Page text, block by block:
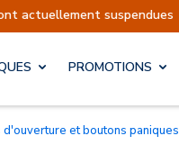
Reprise
PROMOTIONS
d'ouverture et boutons paniques